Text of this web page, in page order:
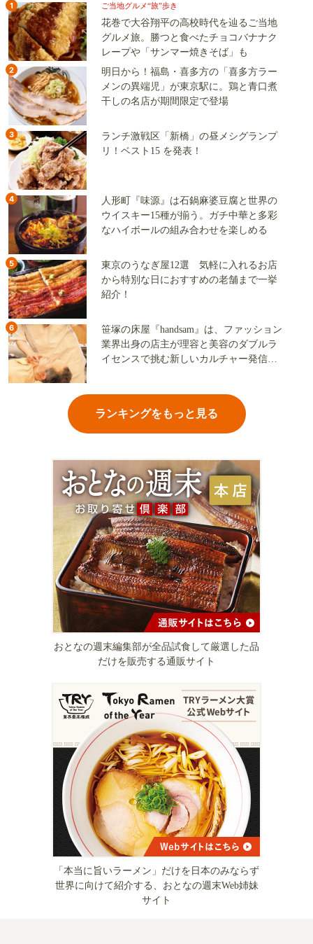
1 ご当地グルメ“旅”歩き
花巻で大谷翔平の高校時代を辿るご当地
グルメ旅。勝つと食べたチョコバナナク
レープや「サンマー焼きそば」も
2
明日から！福島・喜多方の「喜多方ラー
メンの異端児」が東京駅に。鶏と青口煮
干しの名店が期間限定で登場
3
ランチ激戦区「新橋」の昼メシグランプ
リ！ベスト15 を発表！
4
人形町『味源』は石鍋麻婆豆腐と世界の
ウイスキー15種が揃う。ガチ中華と多彩
なハイボールの組み合わせを楽しめる
5
東京のうなぎ屋12選 気軽に入れるお店
から特別な日におすすめの老舗まで一挙
紹介！
6
笹塚の床屋『handsam』は、ファッション
業界出身の店主が理容と美容のダブルラ
イセンスで挑む新しいカルチャー発信基
ランキングをもっと見る
おとなの週末編集部が全品試食して厳選した品
だけを販売する通販サイト
「本当に旨いラーメン」だけを日本のみならず
世界に向けて紹介する、おとなの週末Web姉妹
サイト